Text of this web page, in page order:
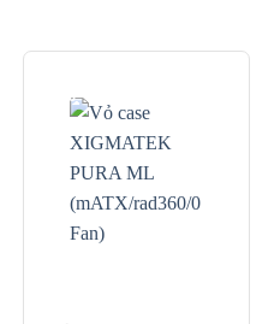
-27%